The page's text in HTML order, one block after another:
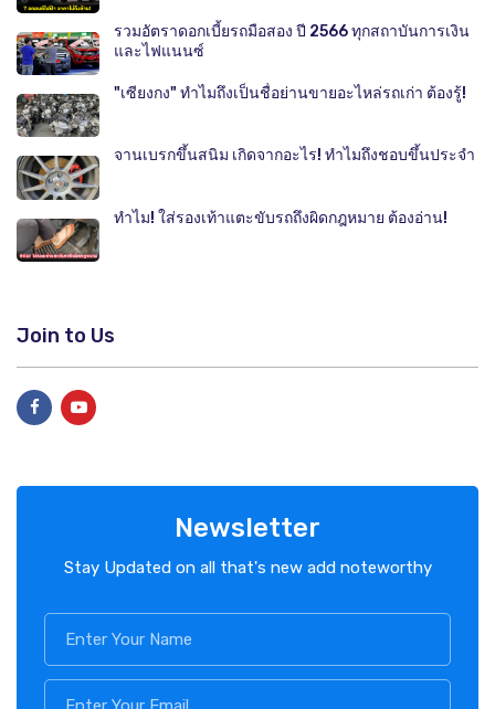
รวมอัตราดอกเบี้ยรถมือสอง ปี 2566 ทุกสถาบันการเงิน
และไฟแนนซ์
"เซียงกง" ทำไมถึงเป็นชื่อย่านขายอะไหล่รถเก่า ต้องรู้!
จานเบรกขึ้นสนิม เกิดจากอะไร! ทำไมถึงชอบขึ้นประจำ
ทำไม! ใส่รองเท้าแตะขับรถถึงผิดกฎหมาย ต้องอ่าน!
Join to Us
Newsletter
Stay Updated on all that's new add noteworthy